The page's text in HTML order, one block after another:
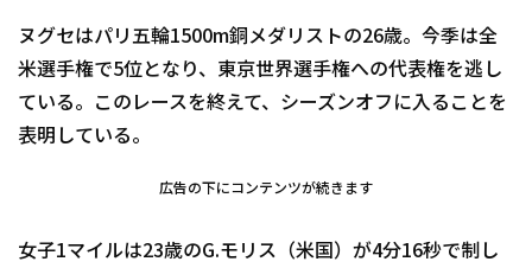
ヌグセはパリ五輪1500m銅メダリストの26歳。今季は全
米選手権で5位となり、東京世界選手権への代表権を逃し
ている。このレースを終えて、シーズンオフに入ることを
表明している。
広告の下にコンテンツが続きます
女子1マイルは23歳のG.モリス（米国）が4分16秒で制し